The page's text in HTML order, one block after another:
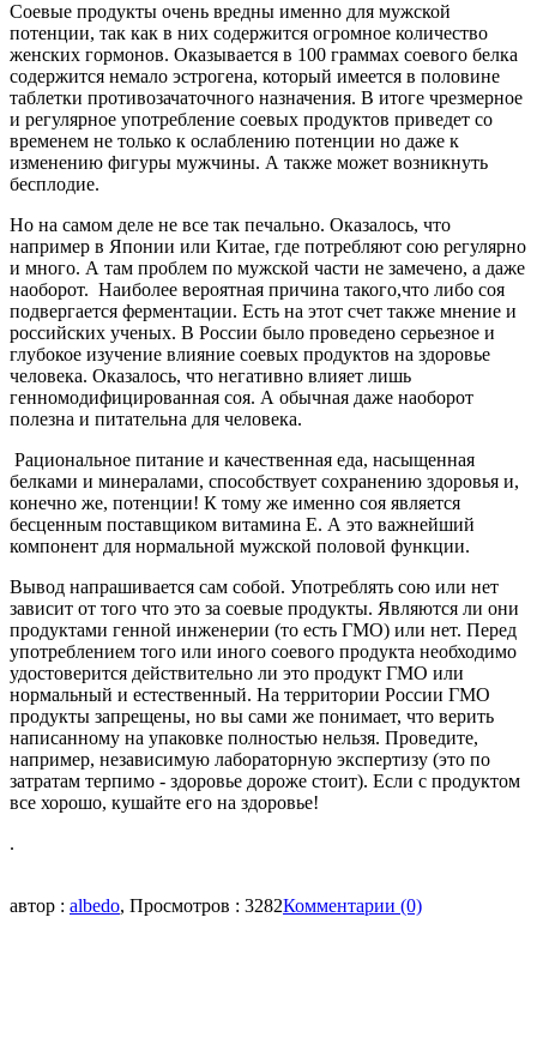
Соевые продукты очень вредны именно для мужской
потенции, так как в них содержится огромное количество
женских гормонов. Оказывается в 100 граммах соевого белка
содержится немало эстрогена, который имеется в половине
таблетки противозачаточного назначения. В итоге чрезмерное
и регулярное употребление соевых продуктов приведет со
временем не только к ослаблению потенции но даже к
изменению фигуры мужчины. А также может возникнуть
бесплодие.
Но на самом деле не все так печально. Оказалось, что
например в Японии или Китае, где потребляют сою регулярно
и много. А там проблем по мужской части не замечено, а даже
наоборот. Наиболее вероятная причина такого,что либо соя
подвергается ферментации. Есть на этот счет также мнение и
российских ученых. В России было проведено серьезное и
глубокое изучение влияние соевых продуктов на здоровье
человека. Оказалось, что негативно влияет лишь
генномодифицированная соя. А обычная даже наоборот
полезна и питательна для человека.
Рациональное питание и качественная еда, насыщенная
белками и минералами, способствует сохранению здоровья и,
конечно же, потенции! К тому же именно соя является
бесценным поставщиком витамина Е. А это важнейший
компонент для нормальной мужской половой функции.
Вывод напрашивается сам собой. Употреблять сою или нет
зависит от того что это за соевые продукты. Являются ли они
продуктами генной инженерии (то есть ГМО) или нет. Перед
употреблением того или иного соевого продукта необходимо
удостоверится действительно ли это продукт ГМО или
нормальный и естественный. На территории России ГМО
продукты запрещены, но вы сами же понимает, что верить
написанному на упаковке полностью нельзя. Проведите,
например, независимую лабораторную экспертизу (это по
затратам терпимо - здоровье дороже стоит). Если с продуктом
все хорошо, кушайте его на здоровье!
.
автор : albedo, Просмотров : 3282Комментарии (0)